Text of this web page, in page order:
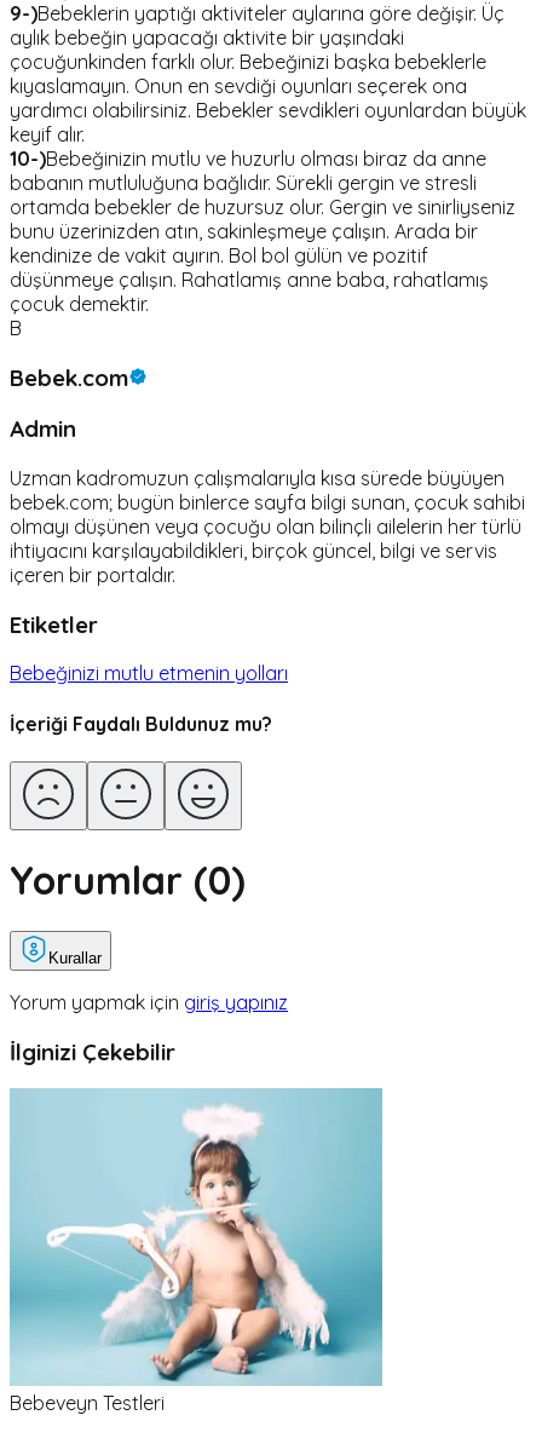
9-)Bebeklerin yaptığı aktiviteler aylarına göre değişir. Üç
aylık bebeğin yapacağı aktivite bir yaşındaki
çocuğunkinden farklı olur. Bebeğinizi başka bebeklerle
kıyaslamayın. Onun en sevdiği oyunları seçerek ona
yardımcı olabilirsiniz. Bebekler sevdikleri oyunlardan büyük
keyif alır.
10-)Bebeğinizin mutlu ve huzurlu olması biraz da anne
babanın mutluluğuna bağlıdır. Sürekli gergin ve stresli
ortamda bebekler de huzursuz olur. Gergin ve sinirliyseniz
bunu üzerinizden atın, sakinleşmeye çalışın. Arada bir
kendinize de vakit ayırın. Bol bol gülün ve pozitif
düşünmeye çalışın. Rahatlamış anne baba, rahatlamış
çocuk demektir.
B
Bebek.com
Admin
Uzman kadromuzun çalışmalarıyla kısa sürede büyüyen
bebek.com; bugün binlerce sayfa bilgi sunan, çocuk sahibi
olmayı düşünen veya çocuğu olan bilinçli ailelerin her türlü
ihtiyacını karşılayabildikleri, birçok güncel, bilgi ve servis
içeren bir portaldır.
Etiketler
Bebeğinizi mutlu etmenin yolları
İçeriği Faydalı Buldunuz mu?
Yorumlar (0)
Kurallar
Yorum yapmak için giriş yapınız
İlginizi Çekebilir
Bebeveyn Testleri